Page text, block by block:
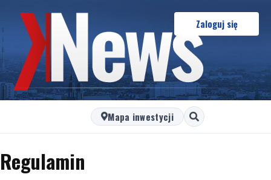
Zaloguj się
Mapa inwestycji
Regulamin